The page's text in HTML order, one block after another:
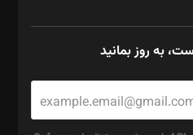
به روز بمانید